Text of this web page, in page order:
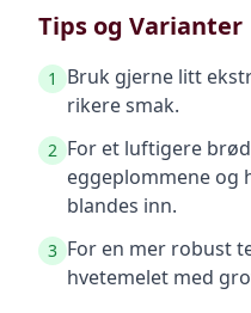
Tips og Varianter
1
Bruk gjerne litt
rikere smak.
2 For et luftigere
eggeplommene og
blandes inn.
3 For en mer robust
hvetemelet med